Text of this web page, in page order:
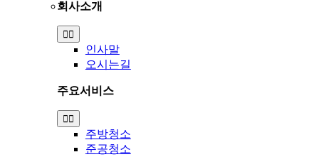
회사소개
Toggle
Navigation
인사말
오시는길
주요서비스
Toggle
Navigation
주방청소
준공청소